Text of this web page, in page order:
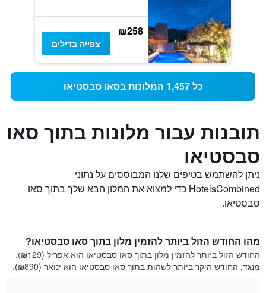
₪258
צפייה בדילים
כל 1,457 המלונות בסאו סבסטיאו
תובנות עבור מלונות בתוך סאו
סבסטיאו
ניתן להשתמש בטיפים שלנו המבוססים על נתוני
HotelsCombined כדי למצוא את המלון הבא שלך בתוך סאו
סבסטיאו.
מהו החודש הזול ביותר להזמין מלון בתוך סאו סבסטיאו?
החודש הזול ביותר להזמין מלון בתוך סאו סבסטיאו הוא אפריל (₪129).
מנגד, החודש היקר ביותר לשהות בתוך סאו סבסטיאו הוא ינואר (₪890).